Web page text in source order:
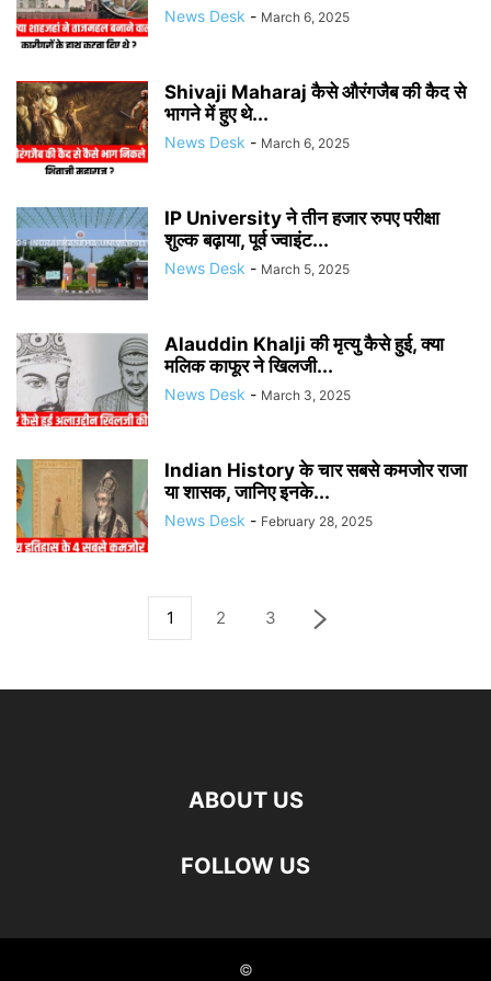
News Desk - March 6, 2025
Shivaji Maharaj कैसे औरंगजैब की कैद से
भागने में हुए थे...
News Desk - March 6, 2025
IP University ने तीन हजार रुपए परीक्षा
शुल्क बढ़ाया, पूर्व ज्वाइंट...
News Desk - March 5, 2025
Alauddin Khalji की मृत्यु कैसे हुई, क्या
मलिक काफूर ने खिलजी...
News Desk - March 3, 2025
Indian History के चार सबसे कमजोर राजा
या शासक, जानिए इनके...
News Desk - February 28, 2025
1 2 3
ABOUT US
FOLLOW US
©